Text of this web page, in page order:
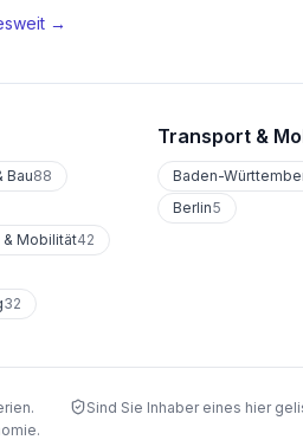
→
Bau88
Mobilität42
32
Transport &
Baden-
Berlin5
Sind Sie Inhaber eines hier